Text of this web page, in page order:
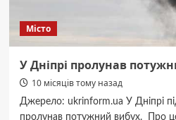
Місто
У Дніпрі пролунав
10 місяців тому назад
Джерело: ukrinform.ua У Дніпрі
пролунав потужний вибух. Про